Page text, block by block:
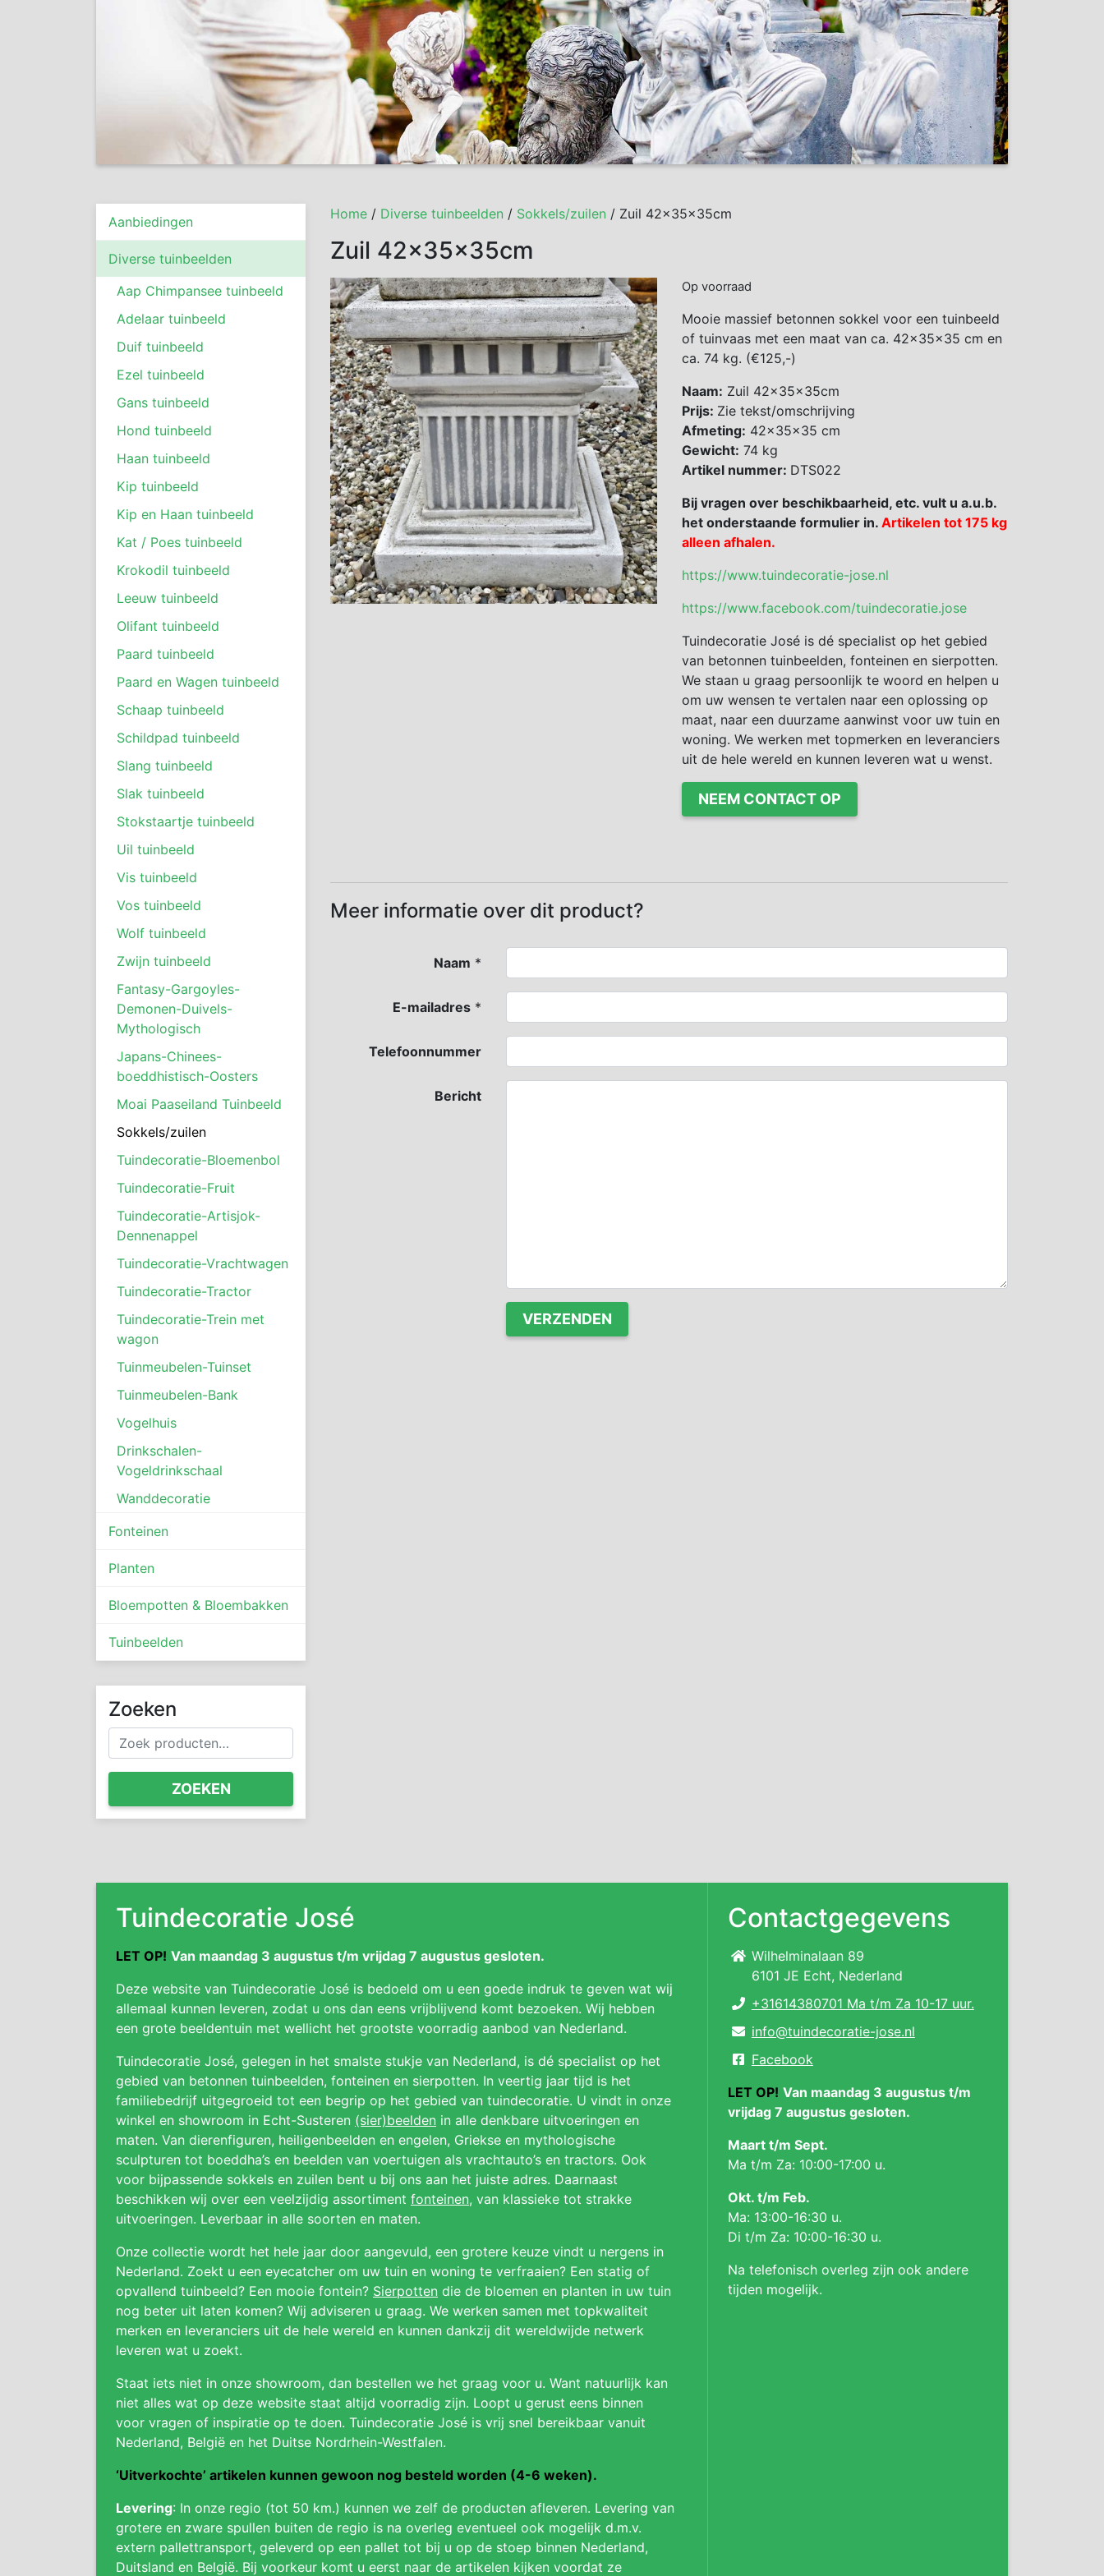
Aanbiedingen
Diverse tuinbeelden
Aap Chimpansee tuinbeeld
Adelaar tuinbeeld
Duif tuinbeeld
Ezel tuinbeeld
Gans tuinbeeld
Hond tuinbeeld
Haan tuinbeeld
Kip tuinbeeld
Kip en Haan tuinbeeld
Kat / Poes tuinbeeld
Krokodil tuinbeeld
Leeuw tuinbeeld
Olifant tuinbeeld
Paard tuinbeeld
Paard en Wagen tuinbeeld
Schaap tuinbeeld
Schildpad tuinbeeld
Slang tuinbeeld
Slak tuinbeeld
Stokstaartje tuinbeeld
Uil tuinbeeld
Vis tuinbeeld
Vos tuinbeeld
Wolf tuinbeeld
Zwijn tuinbeeld
Fantasy-Gargoyles-
Demonen-Duivels-
Mythologisch
Japans-Chinees-
boeddhistisch-Oosters
Moai Paaseiland Tuinbeeld
Sokkels/zuilen
Tuindecoratie-Bloemenbol
Tuindecoratie-Fruit
Tuindecoratie-Artisjok-
Dennenappel
Tuindecoratie-Vrachtwagen
Tuindecoratie-Tractor
Tuindecoratie-Trein met
wagon
Tuinmeubelen-Tuinset
Tuinmeubelen-Bank
Vogelhuis
Drinkschalen-
Vogeldrinkschaal
Wanddecoratie
Fonteinen
Planten
Bloempotten & Bloembakken
Tuinbeelden
Zoeken
Zoeken
naar:
ZOEKEN
Home / Diverse tuinbeelden / Sokkels/zuilen / Zuil 42x35x35cm
Zuil 42x35x35cm
Op voorraad
Mooie massief betonnen sokkel voor een tuinbeeld
of tuinvaas met een maat van ca. 42x35x35 cm en
ca. 74 kg. (€125,-)
Naam: Zuil 42x35x35cm
Prijs: Zie tekst/omschrijving
Afmeting: 42x35x35 cm
Gewicht: 74 kg
Artikel nummer: DTS022
Bij vragen over beschikbaarheid, etc. vult u a.u.b.
het onderstaande formulier in. Artikelen tot 175 kg
alleen afhalen.
https://www.tuindecoratie-jose.nl
https://www.facebook.com/tuindecoratie.jose
Tuindecoratie José is dé specialist op het gebied
van betonnen tuinbeelden, fonteinen en sierpotten.
We staan u graag persoonlijk te woord en helpen u
om uw wensen te vertalen naar een oplossing op
maat, naar een duurzame aanwinst voor uw tuin en
woning. We werken met topmerken en leveranciers
uit de hele wereld en kunnen leveren wat u wenst.
NEEM CONTACT OP
Meer informatie over dit product?
Naam *
E-mailadres*
Telefoonnummer
Bericht
Tuindecoratie José
LET OP! Van maandag 3 augustus t/m vrijdag 7 augustus gesloten.
Deze website van Tuindecoratie José is bedoeld om u een goede indruk te geven wat wij
allemaal kunnen leveren, zodat u ons dan eens vrijblijvend komt bezoeken. Wij hebben
een grote beeldentuin met wellicht het grootste voorradig aanbod van Nederland.
Tuindecoratie José, gelegen in het smalste stukje van Nederland, is dé specialist op het
gebied van betonnen tuinbeelden, fonteinen en sierpotten. In veertig jaar tijd is het
familiebedrijf uitgegroeid tot een begrip op het gebied van tuindecoratie. U vindt in onze
winkel en showroom in Echt-Susteren (sier)beelden in alle denkbare uitvoeringen en
maten. Van dierenfiguren, heiligenbeelden en engelen, Griekse en mythologische
sculpturen tot boeddha’s en beelden van voertuigen als vrachtauto’s en tractors. Ook
voor bijpassende sokkels en zuilen bent u bij ons aan het juiste adres. Daarnaast
beschikken wij over een veelzijdig assortiment fonteinen, van klassieke tot strakke
uitvoeringen. Leverbaar in alle soorten en maten.
Onze collectie wordt het hele jaar door aangevuld, een grotere keuze vindt u nergens in
Nederland. Zoekt u een eyecatcher om uw tuin en woning te verfraaien? Een statig of
opvallend tuinbeeld? Een mooie fontein? Sierpotten die de bloemen en planten in uw tuin
nog beter uit laten komen? Wij adviseren u graag. We werken samen met topkwaliteit
merken en leveranciers uit de hele wereld en kunnen dankzij dit wereldwijde netwerk
leveren wat u zoekt.
Staat iets niet in onze showroom, dan bestellen we het graag voor u. Want natuurlijk kan
niet alles wat op deze website staat altijd voorradig zijn. Loopt u gerust eens binnen
voor vragen of inspiratie op te doen. Tuindecoratie José is vrij snel bereikbaar vanuit
Nederland, België en het Duitse Nordrhein-Westfalen.
‘Uitverkochte’ artikelen kunnen gewoon nog besteld worden (4-6 weken).
Levering: In onze regio (tot 50 km.) kunnen we zelf de producten afleveren. Levering van
grotere en zware spullen buiten de regio is na overleg eventueel ook mogelijk d.m.v.
extern pallettransport, geleverd op een pallet tot bij u op de stoep binnen Nederland,
Duitsland en België. Bij voorkeur komt u eerst naar de artikelen kijken voordat ze
Contactgegevens
Wilhelminalaan 89
6101 JE Echt, Nederland
+31614380701 Ma t/m Za 10-17 uur.
info@tuindecoratie-jose.nl
Facebook
LET OP! Van maandag 3 augustus t/m
vrijdag 7 augustus gesloten.
Maart t/m Sept.
Ma t/m Za: 10:00-17:00 u.
Okt. t/m Feb.
Ma: 13:00-16:30 u.
Di t/m Za: 10:00-16:30 u.
Na telefonisch overleg zijn ook andere
tijden mogelijk.